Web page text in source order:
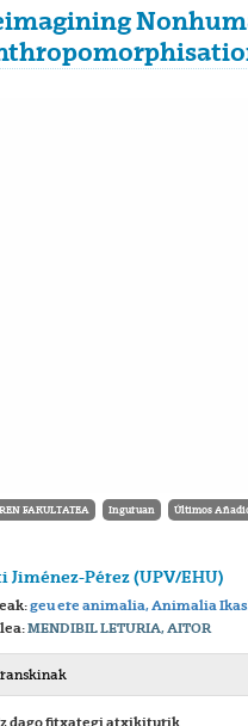
FAKULTATEA Inguruan Últimos
Jiménez-Pérez (UPV/EHU)
geu ere animalia, Animalia
MENDIBIL LETURIA, AITOR